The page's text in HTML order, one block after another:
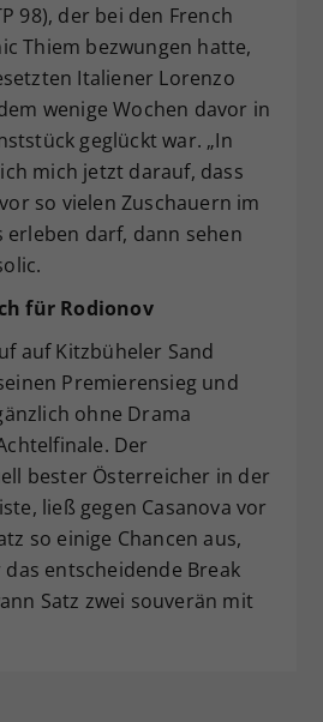
98), der bei den French
Thiem bezwungen hatte,
Italiener Lorenzo
wenige Wochen davor in
geglückt war. „In
mich jetzt darauf, dass
so vielen Zuschauern im
erleben darf, dann sehen
für Rodionov
auf Kitzbüheler Sand
Premierensieg und
ohne Drama
Der
bester Österreicher in der
ließ gegen Casanova vor
so einige Chancen aus,
entscheidende Break
Satz zwei souverän mit